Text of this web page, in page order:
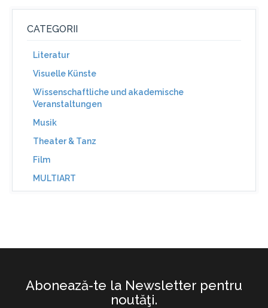
CATEGORII
Literatur
Visuelle Künste
Wissenschaftliche und akademische
Veranstaltungen
Musik
Theater & Tanz
Film
MULTIART
Abonează-te la Newsletter pentru
noutăţi.